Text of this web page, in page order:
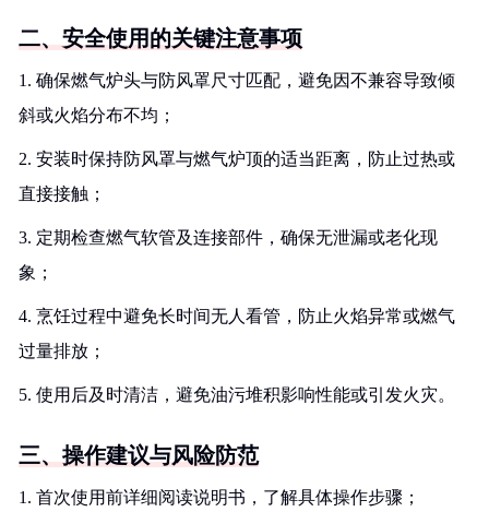
二、安全使用的关键注意事项
1. 确保燃气炉头与防风罩尺寸匹配，避免因不兼容导致倾
斜或火焰分布不均；
2. 安装时保持防风罩与燃气炉顶的适当距离，防止过热或
直接接触；
3. 定期检查燃气软管及连接部件，确保无泄漏或老化现
象；
4. 烹饪过程中避免长时间无人看管，防止火焰异常或燃气
过量排放；
5. 使用后及时清洁，避免油污堆积影响性能或引发火灾。
三、操作建议与风险防范
1. 首次使用前详细阅读说明书，了解具体操作步骤；